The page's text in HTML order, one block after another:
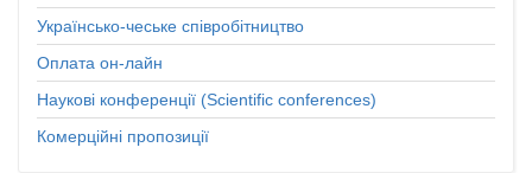
Українсько-чеське співробітництво
Оплата он-лайн
Наукові конференції (Scientific conferences)
Комерційні пропозиції